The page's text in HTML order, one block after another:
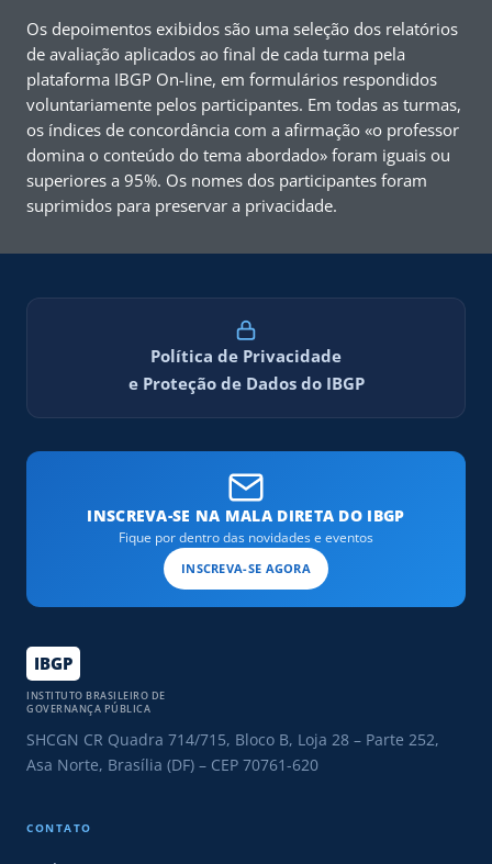
Os depoimentos exibidos são uma seleção dos relatórios
de avaliação aplicados ao final de cada turma pela
plataforma IBGP On-line, em formulários respondidos
voluntariamente pelos participantes. Em todas as turmas,
os índices de concordância com a afirmação «o professor
domina o conteúdo do tema abordado» foram iguais ou
superiores a 95%. Os nomes dos participantes foram
suprimidos para preservar a privacidade.
Política de Privacidade
e Proteção de Dados do IBGP
INSCREVA-SE NA MALA DIRETA DO IBGP
Fique por dentro das novidades e eventos
INSCREVA-SE AGORA
IBGP
INSTITUTO BRASILEIRO DE
GOVERNANÇA PÚBLICA
SHCGN CR Quadra 714/715, Bloco B, Loja 28 – Parte 252,
Asa Norte, Brasília (DF) – CEP 70761-620
CONTATO